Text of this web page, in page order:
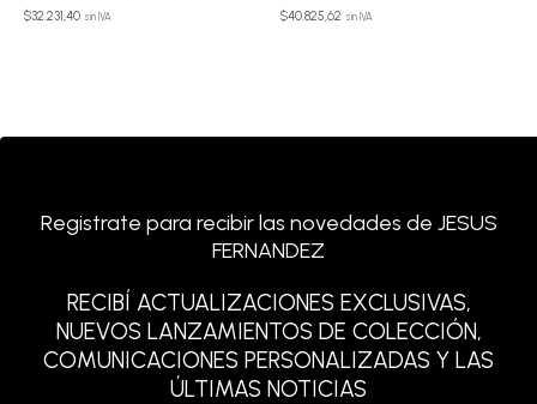
$32.231,40 sin IVA $40.825,62 sin IVA
Registrate para recibir las novedades de JESUS
FERNANDEZ
RECIBÍ ACTUALIZACIONES EXCLUSIVAS,
NUEVOS LANZAMIENTOS DE COLECCIÓN,
COMUNICACIONES PERSONALIZADAS Y LAS
ÚLTIMAS NOTICIAS